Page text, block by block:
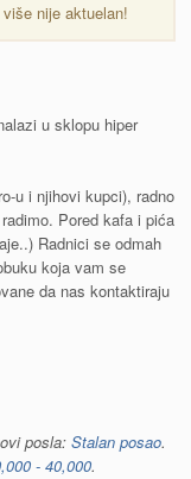
nije aktuelan!
u sklopu hiper
u i njihovi kupci), radno
Pored kafa i pića
Radnici se odmah
koja vam se
da nas kontaktiraju
posla:Stalan posao.
- 40,000.